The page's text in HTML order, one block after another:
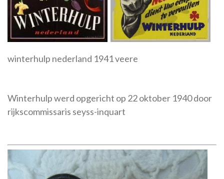
winterhulp nederland 1941 veere
Winterhulp werd opgericht op 22 oktober 1940 door
rijkscommissaris seyss-inquart